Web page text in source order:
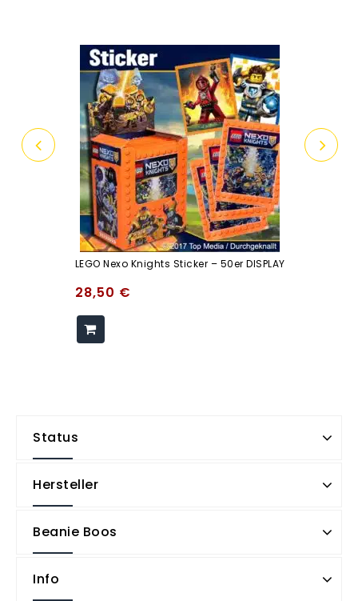
LEGO Nexo Knights Sticker – 50er DISPLAY
28,50 €
Status
Hersteller
Beanie Boos
Info